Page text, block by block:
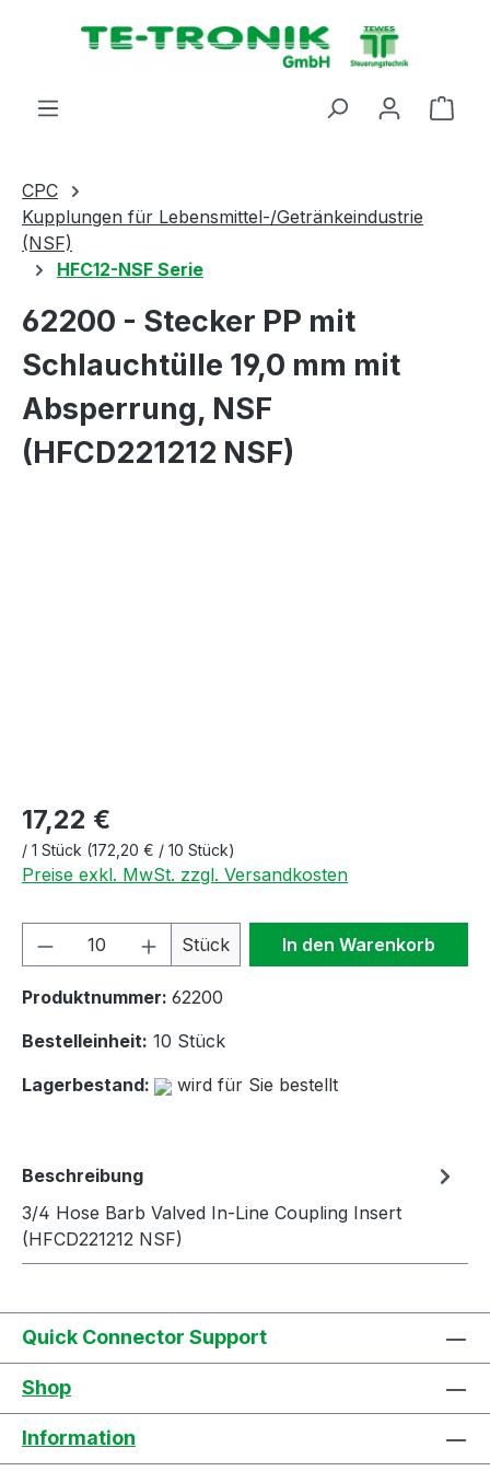
springen
CPC
Kupplungen für Lebensmittel-/Getränkeindustrie
(NSF)
HFC12-NSF Serie
62200 - Stecker PP mit
Schlauchtülle 19,0 mm mit
Absperrung, NSF
(HFCD221212 NSF)
17,22 €
/ 1 Stück (172,20 € / 10 Stück)
Preise exkl. MwSt. zzgl. Versandkosten
Produkt Anzahl: Gib den
Stück In den Warenkorb
Produktnummer: 62200
Bestelleinheit: 10 Stück
Lagerbestand:
wird für Sie bestellt
Beschreibung
3/4 Hose Barb Valved In-Line Coupling Insert
(HFCD221212 NSF)
Quick Connector Support
Shop
Information